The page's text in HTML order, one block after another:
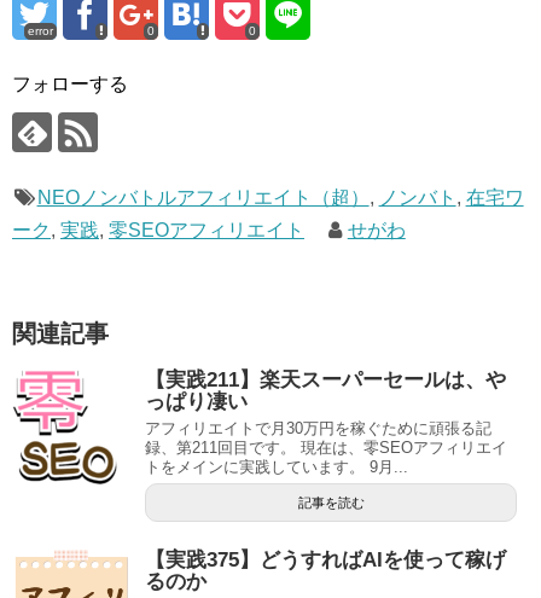
error 0 0
フォローする
NEOノンバトルアフィリエイト（超） , ノンバト , 在宅ワ
ーク , 実践, 零SEOアフィリエイト せがわ
関連記事
【実践211】楽天スーパーセールは、や
っぱり凄い
アフィリエイトで月30万円を稼ぐために頑張る記
録、第211回目です。 現在は、零SEOアフィリエイ
トをメインに実践しています。 9月...
記事を読む
【実践375】どうすればAIを使って稼げ
るのか